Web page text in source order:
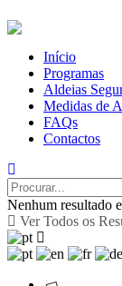
Início
Programas
Aldeias
Medidas de
FAQs
Contactos
Nenhum resultado
Ver Todos os